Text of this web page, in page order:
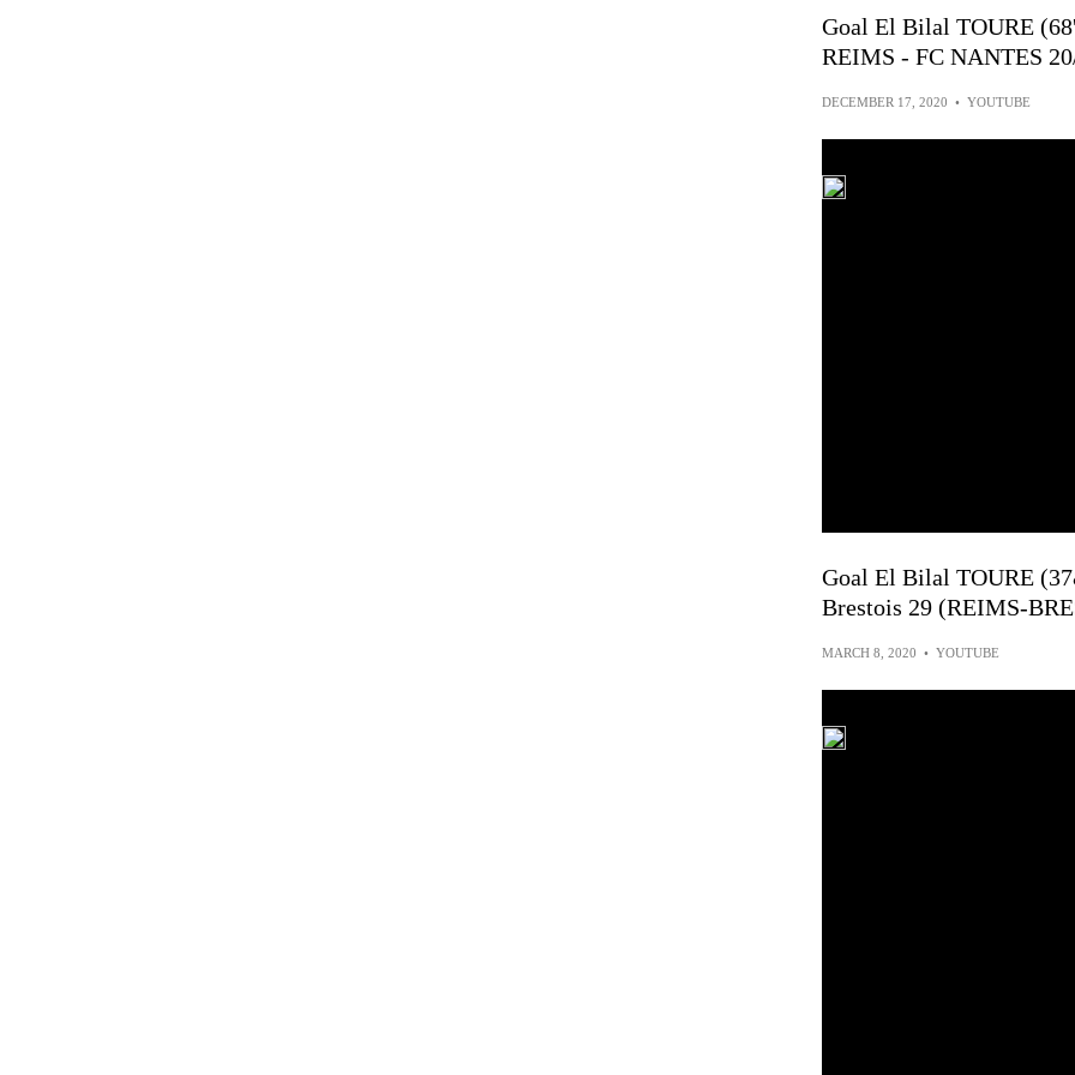
Goal El Bilal TOURE
REIMS - FC NANTES
DECEMBER 17, 2020 • YOUTUBE
Goal El Bilal TOURE
Brestois 29 (REIMS-
MARCH 8, 2020 • YOUTUBE